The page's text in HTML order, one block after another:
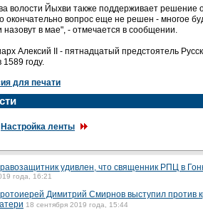
волости Йыхви также поддерживает решение
окончательно вопрос еще не решен - многое
назовут в мае", - отмечается в сообщении.
Алексий II - пятнадцатый предстоятель
1589 году.
для печати
Настройка ленты
удивлен, что священник РПЦ в
года, 16:21
Димитрий Смирнов выступил против
18 сентября 2019 года, 15:44